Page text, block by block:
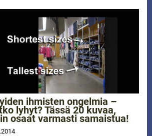
ihmisten ongelmia –
lyhyt? Tässä 20 kuvaa,
osaat varmasti samaistua!